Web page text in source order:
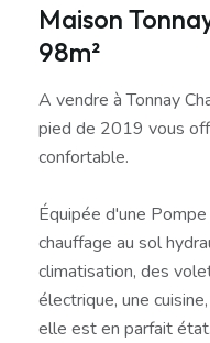
Maison
98m²
A vendre à Tonnay
pied de 2019 vous
confortable.
Équipée d'une
chauffage au sol
climatisation, des
électrique, une
elle est en parfait état.